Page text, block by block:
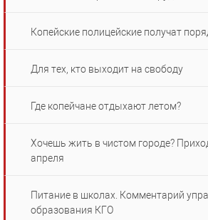
Копейские полицейские получат
Для тех, кто выходит на свободу
Где копейчане отдыхают летом?
Хочешь жить в чистом городе?
апреля
Питание в школах. Комментарий
образования КГО